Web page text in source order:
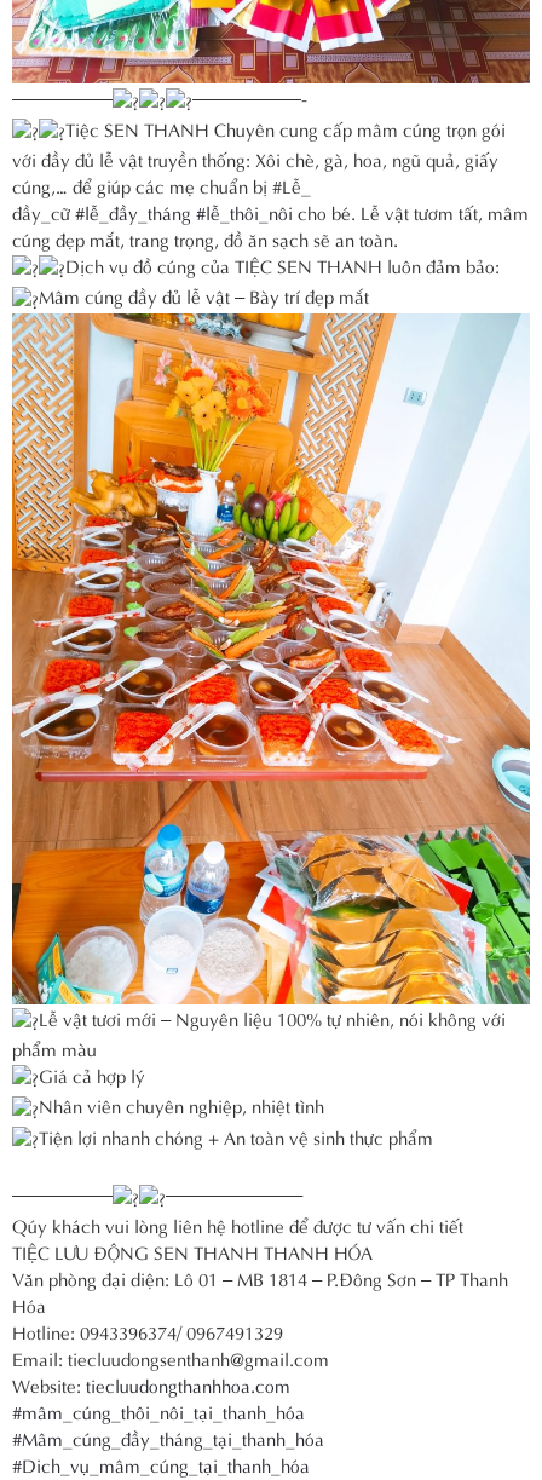
—————–
——————-
Tiệc SEN THANH Chuyên cung cấp mâm cúng trọn gói
với đầy đủ lễ vật truyền thống: Xôi chè, gà, hoa, ngũ quả, giấy
cúng,… để giúp các mẹ chuẩn bị #Lễ_
đầy_cữ#lễ_đầy_tháng #lễ_thôi_nôi cho bé. Lễ vật tươm tất, mâm
cúng đẹp mắt, trang trọng, đồ ăn sạch sẽ an toàn.
Dịch vụ đồ cúng của TIỆC SEN THANH luôn đảm bảo:
Mâm cúng đầy đủ lễ vật – Bày trí đẹp mắt
Lễ vật tươi mới – Nguyên liệu 100% tự nhiên, nói không với
phẩm màu
Giá cả hợp lý
Nhân viên chuyên nghiệp, nhiệt tình
Tiện lợi nhanh chóng + An toàn vệ sinh thực phẩm
—————–
———————–
Qúy khách vui lòng liên hệ hotline để được tư vấn chi tiết
TIỆC LƯU ĐỘNG SEN THANH THANH HÓA
Văn phòng đại diện: Lô 01 – MB 1814 – P.Đông Sơn – TP Thanh
Hóa
Hotline: 0943396374/ 0967491329
Email: tiecluudongsenthanh@gmail.com
Website: tiecluudongthanhhoa.com
#mâm_cúng_thôi_nôi_tại_thanh_hóa
#Mâm_cúng_đầy_tháng_tại_thanh_hóa
#Dich_vụ_mâm_cúng_tại_thanh_hóa